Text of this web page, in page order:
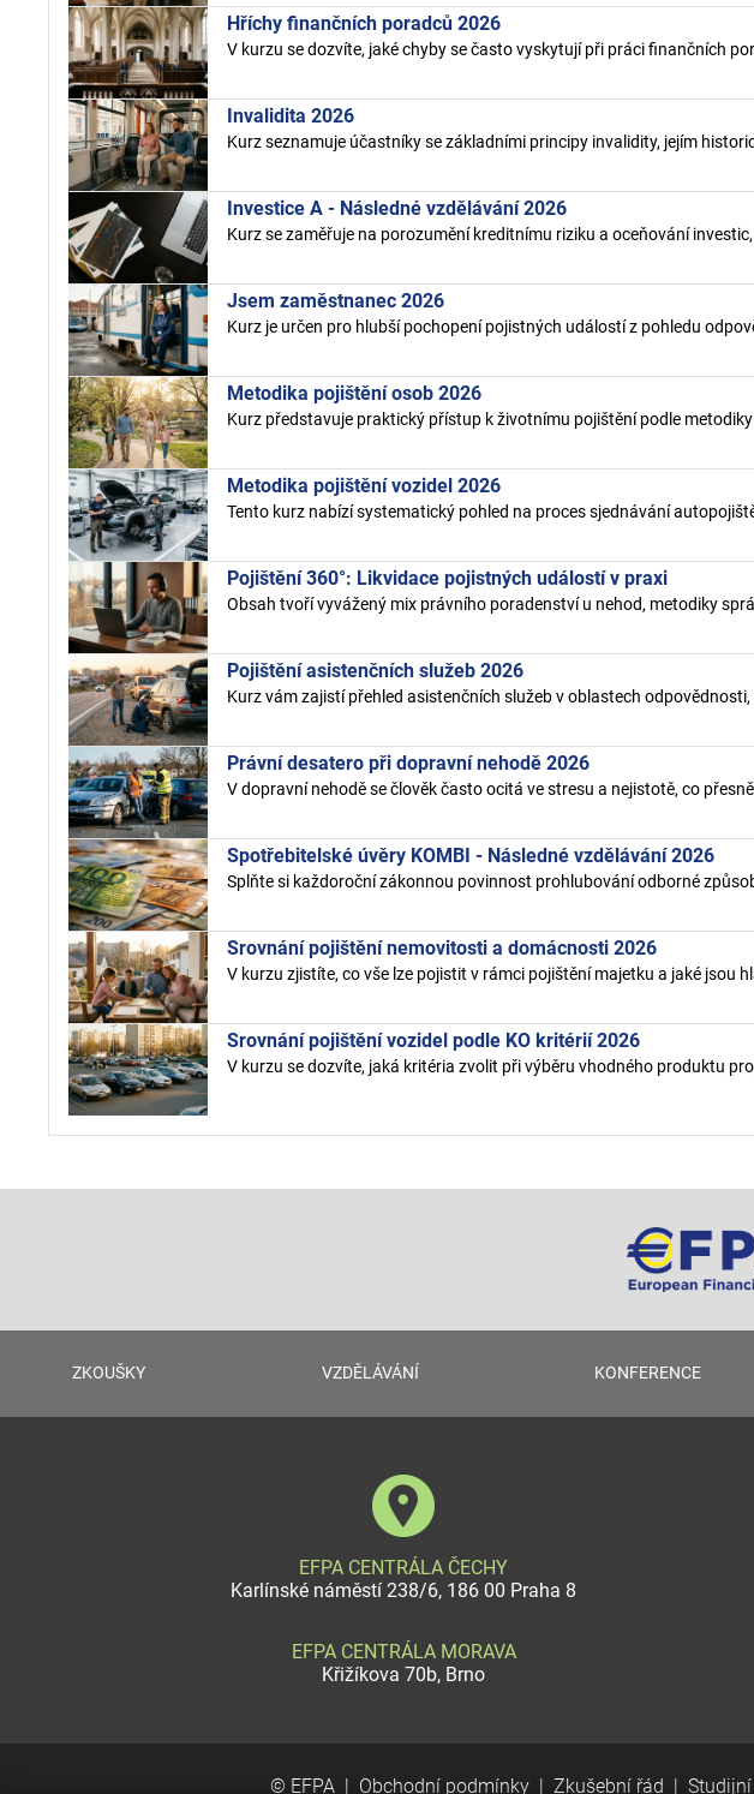
Hříchy finančních poradců 2026
V kurzu se dozvíte, jaké chyby se často vyskytují při práci finančních
Invalidita 2026
Kurz seznamuje účastníky se základními principy invalidity, jejím
Investice A - Následné vzdělávání 2026
Kurz se zaměřuje na porozumění kreditnímu riziku a oceňování
Jsem zaměstnanec 2026
Kurz je určen pro hlubší pochopení pojistných událostí z pohledu
Metodika pojištění osob 2026
Kurz představuje praktický přístup k životnímu pojištění podle metodiky
Metodika pojištění vozidel 2026
Tento kurz nabízí systematický pohled na proces sjednávání
Pojištění 360°: Likvidace pojistných událostí v praxi
Obsah tvoří vyvážený mix právního poradenství u nehod, metodiky
Pojištění asistenčních služeb 2026
Kurz vám zajistí přehled asistenčních služeb v oblastech
Právní desatero při dopravní nehodě 2026
V dopravní nehodě se člověk často ocitá ve stresu a nejistotě, co
Spotřebitelské úvěry KOMBI - Následné vzdělávání 2026
Splňte si každoroční zákonnou povinnost prohlubování odborné
Srovnání pojištění nemovitosti a domácnosti 2026
V kurzu zjistíte, co vše lze pojistit v rámci pojištění majetku a jaké jsou
Srovnání pojištění vozidel podle KO kritérií 2026
V kurzu se dozvíte, jaká kritéria zvolit při výběru vhodného produktu
ZKOUŠKY VZDĚLÁVÁNÍ KONFERENCE
EFPA CENTRÁLA ČECHY
Karlínské náměstí 238/6, 186 00 Praha 8
EFPA CENTRÁLA MORAVA
Křižíkova 70b, Brno
© EFPA Obchodní podmínky Zkušební řád